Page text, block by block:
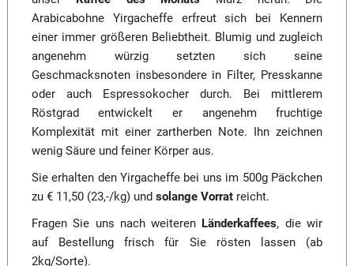
Arabicabohne Yirgacheffe erfreut sich bei Kennern
einer immer größeren Beliebtheit. Blumig und zugleich
angenehm würzig setzten sich seine
Geschmacksnoten insbesondere in Filter, Presskanne
oder auch Espressokocher durch. Bei mittlerem
Röstgrad entwickelt er angenehm fruchtige
Komplexität mit einer zartherben Note. Ihn zeichnen
wenig Säure und feiner Körper aus.
Sie erhalten den Yirgacheffe bei uns im 500g Päckchen
zu € 11,50 (23,-/kg) und solange Vorratreicht.
Fragen Sie uns nach weiteren Länderkaffees, die wir
auf Bestellung frisch für Sie rösten lassen (ab
2kg/Sorte).